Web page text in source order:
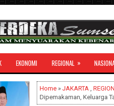
EKONOMI REGIONAL »
Home » JAKARTA ,
Dipemakaman, Keluarga